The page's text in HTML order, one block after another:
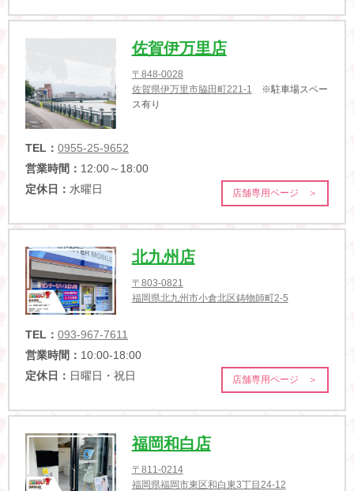
佐賀伊万里店
〒848-0028
佐賀県伊万里市脇田町221-1 ※駐車場スペー
ス有り
TEL： 0955-25-9652
営業時間： 12:00～18:00
定休日： 水曜日 店舗専用ページ ＞
北九州店
〒803-0821
福岡県北九州市小倉北区鋳物師町2-5
TEL： 093-967-7611
営業時間： 10:00-18:00
定休日： 日曜日・祝日 店舗専用ページ ＞
福岡和白店
〒811-0214
福岡県福岡市東区和白東3丁目24-12